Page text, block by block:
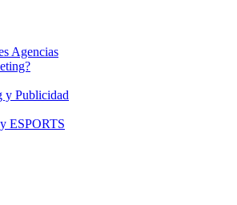
Agencias
y Publicidad
ESPORTS